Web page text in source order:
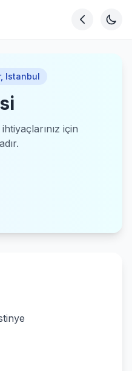
, Istanbul
için